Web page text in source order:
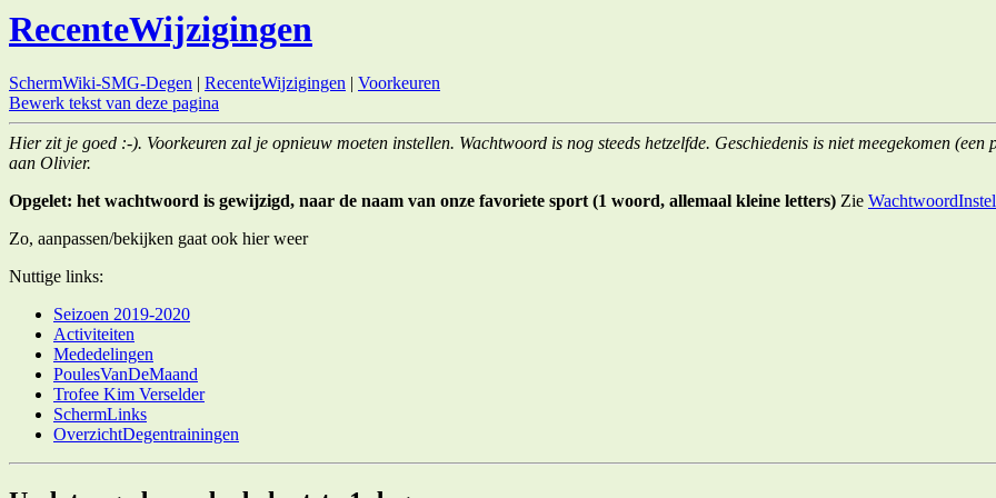
RecenteWijzigingen
SchermWiki-SMG-Degen | RecenteWijzigingen | Voorkeuren
Bewerk tekst van deze pagina
Hier zit je goed :-). Voorkeuren zal je opnieuw moeten instellen. Wachtwoord is nog steeds hetzelfde. Geschiedenis is niet meegekomen
aan Olivier.
Opgelet: het wachtwoord is gewijzigd, naar de naam van onze favoriete sport (1 woord, allemaal kleine letters) Zie
Zo, aanpassen/bekijken gaat ook hier weer
Nuttige links:
Seizoen 2019-2020
Activiteiten
Mededelingen
PoulesVanDeMaand
Trofee Kim Verselder
SchermLinks
OverzichtDegentrainingen